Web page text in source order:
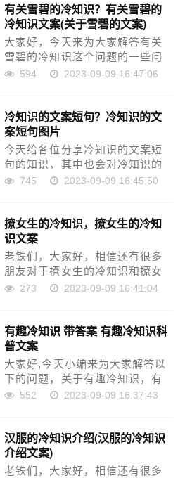
分析到，还望可以解决大家的问
题，下面我们就开始吧……
有关雪碧的冷知识？有关雪碧的
冷知识文案(关于雪碧的文案)
大家好，今天来为大家解答有关
雪碧的冷知识这个问题的一些问
题点，包括有关雪碧的冷知识文
现在让我们一起来看看吧！如果
解决了您的问题，还望……
594 2023-09-09 16:47:06
冷知识的文案短句？冷知识的文
案短句图片
今天给各位分享冷知识的文案短
句的知识，其中也会对冷知识的
文案短句图片进行解释，如果能
文目录趣味冷知识科普文案爆款
生活小常识冷知识文案……
745 2023-09-09 16:45:50
撩女生的冷知识，撩女生的冷知
识文案
老铁们，大家好，相信还有很多
朋友对于撩女生的冷知识和撩女
生的冷知识文案的相关问题不太
撩女生的冷知识文案的问题，文
章篇幅可能偏长，希望……
273 2023-09-09 16:41:04
有趣冷知识 带答案 有趣冷知识科
普文案
大家好,今天小编来为大家解答以
下的问题，关于有趣冷知识，有
趣冷知识科普文案这个很多人还
有趣的冷知识有哪些有趣的冷知
识有什么有趣的……
552 2023-09-09 16:37:43
汉服的冷知识介绍(汉服的冷知识
介绍文案)
老铁们，大家好，相信还有很多